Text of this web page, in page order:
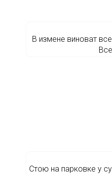
В измене виноват
Стою на парковке у